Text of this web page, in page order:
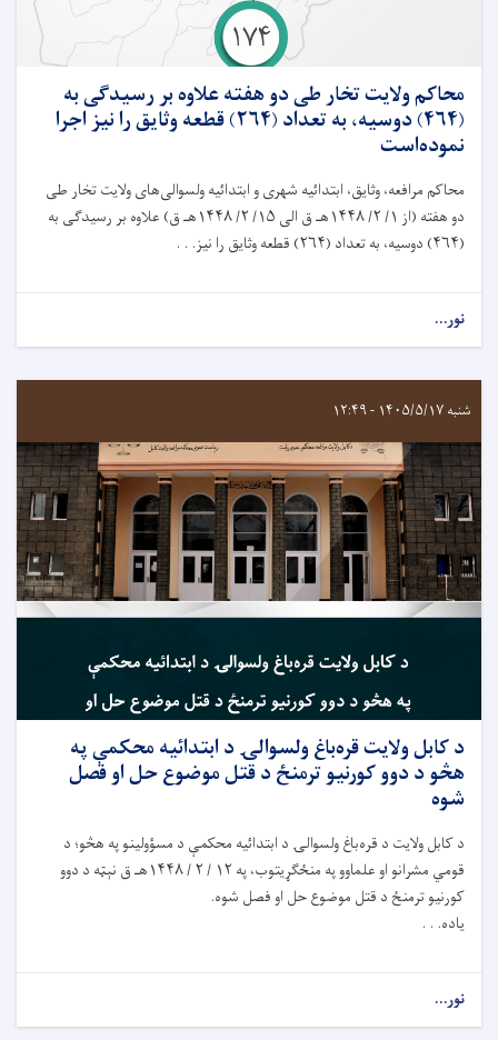
محاکم ولايت تخار طی دو هفته علاوه بر رسيدگی به
(۴۶۴) دوسیه، به تعداد (۲۶۴) قطعه وثایق را نیز اجرا
نموده‌است
محاکم مرافعه، وثايق، ابتدائیه شهرى و ابتدائیه ولسوالى‌های ولایت تخار طی
دو هفته (از ۱/ ۲/ ۱۴۴۸هـ ق الى ۱۵/ ۲/ ۱۴۴۸هـ ق) علاوه بر رسيدگی به
(۴۶۴) دوسیه، به تعداد (۲۶۴) قطعه وثایق را نیز. . .
نور...
شنبه ۱۴۰۵/۵/۱۷ - ۱۲:۴۹
د کابل ولايت قره‌باغ ولسوالۍ د ابتدائیه محکمې په
هڅو د دوو کورنیو ترمنځ د قتل موضوع حل او فصل
شوه
د کابل ولایت د قره‌باغ ولسوالۍ د ابتدائیه محکمې د مسؤولینو په هڅو؛ د
قومي مشرانو او علماوو په منځګړیتوب، په ۱۲ / ۲ / ۱۴۴۸هـ ق نېټه د دوو
کورنیو ترمنځ د قتل موضوع حل او فصل شوه.
یاده. . .
نور...